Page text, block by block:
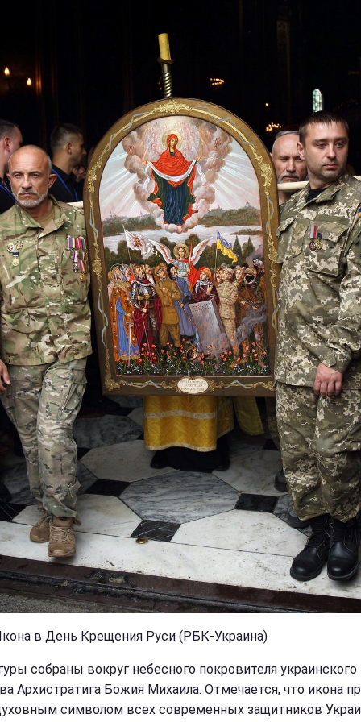
в День Крещения Руси (РБК-Украина)
собраны вокруг небесного покровителя украинского
Архистратига Божия Михаила. Отмечается, что икона
символом всех современных защитников